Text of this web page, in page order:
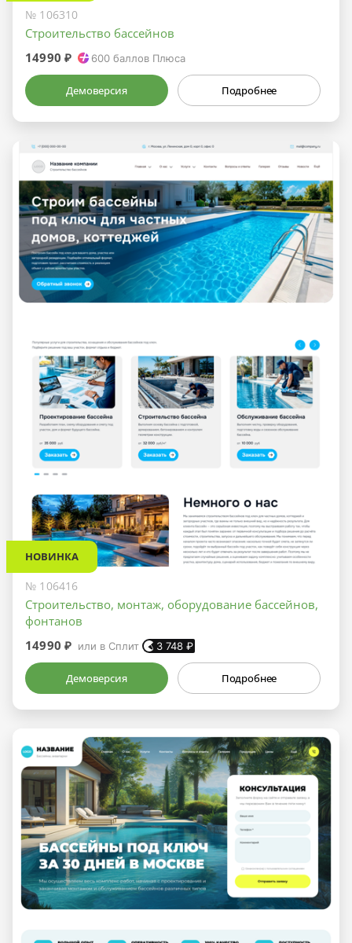
№ 106310
Строительство бассейнов
14990 ₽
600 баллов Плюса
Демоверсия Подробнее
НОВИНКА
№ 106416
Строительство, монтаж, оборудование бассейнов,
фонтанов
14990 ₽ или в Сплит 3 748 ₽
Демоверсия Подробнее